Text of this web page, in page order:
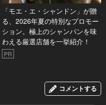
「モエ・エ・シャンドン」が贈
る、2026年夏の特別なプロモー
ション。極上のシャンパンを味
わえる厳選店舗を一挙紹介！
PR
コメントする